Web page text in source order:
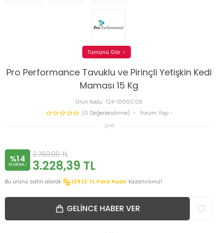
Pro Performance Tavuklu ve Pirinçli Yetişkin Kedi
Maması 15 Kg
Ürün Kodu :124-10000.06
(0 Değerlendirme)
Yorum Yap
Tümünü Gör
%14
INDIRIMLI
3.760,00TL
3.228,39 TL
Bu ürünü satın alarak 129.12 TL Para Puan kazanırsınız!
GELINCE HABER VER